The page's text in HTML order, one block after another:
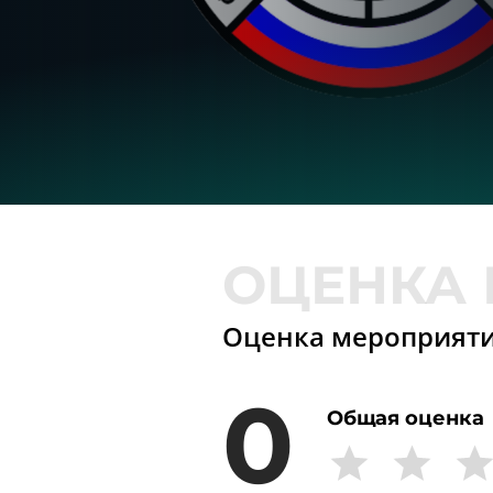
Оценка
0 Общая оценка